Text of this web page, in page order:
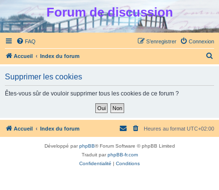
Forum de discussion
FAQ Connexion
S’enregistrer
Accueil Index du forum
h
Supprimer les cookies
Êtes-vous sûr de vouloir supprimer tous les cookies de ce forum ?
Accueil Index du forum Heures au format UTC+02:00
Développé parphpBB® Forum Software © phpBB Limited
Traduit parphpBB-fr.com
Confidentialité | Conditions